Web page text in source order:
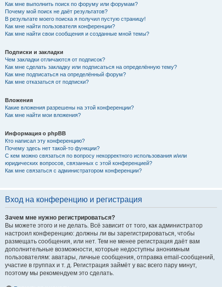
Как мне выполнить поиск по форуму или форумам?
Почему мой поиск не даёт результатов?
В результате моего поиска я получил пустую страницу!
Как мне найти пользователя конференции?
Как мне найти свои сообщения и созданные мной темы?
Подписки и закладки
Чем закладки отличаются от подписок?
Как мне сделать закладку или подписаться на определённую тему?
Как мне подписаться на определённый форум?
Как мне отказаться от подписки?
Вложения
Какие вложения разрешены на этой конференции?
Как мне найти мои вложения?
Информация о phpBB
Кто написал эту конференцию?
Почему здесь нет такой-то функции?
С кем можно связаться по вопросу некорректного использования и/или
юридических вопросов, связанных с этой конференцией?
Как мне связаться с администратором конференции?
Вход на конференцию и регистрация
Зачем мне нужно регистрироваться?
Вы можете этого и не делать. Всё зависит от того, как администратор
настроил конференцию: должны ли вы зарегистрироваться, чтобы
размещать сообщения, или нет. Тем не менее регистрация даёт вам
дополнительные возможности, которые недоступны анонимным
пользователям: аватары, личные сообщения, отправка email-сообщений,
участие в группах и т. д. Регистрация займёт у вас всего пару минут,
поэтому мы рекомендуем это сделать.